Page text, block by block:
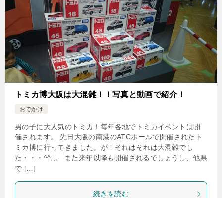
トミカ博大阪は大混雑！！写真と動画で紹介！
おでかけ
男の子に大人気のトミカ！毎年各地でトミカイベントは開
催されます。 先日大阪の南港のATCホールで開催されたト
ミカ博に行ってきました。が！それはそれは大混雑でし
た・・・^^;;。 また来年以降も開催されるでしょうし、他県
で […]
続きを読む